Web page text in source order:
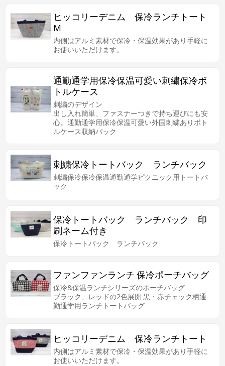
ヒッコリーデニム 保冷ランチトート
M
内側はアルミ素材で保冷・保温効果があり手軽に
お使いいただけます。
通勤通学用保冷保温可愛い刺繍保冷ボ
トルケース
刺繍のデザイン
出し入れ簡単、ファスナーつきで持ち運びにも安
心。通勤通学用保冷保温可愛い外国刺繍ありボト
ルケース収納バック
刺繍保冷トートバック ランチバック
刺繍保冷保冷保温通勤通学ピクニック用トートバ
ック
保冷トートバック ランチバック 印
刷ネーム付き
保冷トートバック ランチバック
ファンファンランチ 保冷ポーチバッグ
保冷&保温ランチシリーズのポーチバッグ
ブラック、レッドの2色展開 黒・赤チェック柄通
勤通学用ランチトートバッグ
ヒッコリーデニム 保冷ランチトート
内側はアルミ素材で保冷・保温効果があり手軽に
お使いいただけます。